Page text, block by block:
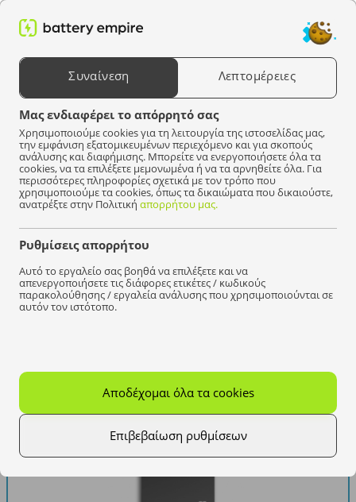
Συναίνεση Λεπτομέρειες
Μας ενδιαφέρει το απόρρητό σας
Χρησιμοποιούμε cookies για τη λειτουργία της ιστοσελίδας μας,
την εμφάνιση εξατομικευμένων περιεχόμενο και για σκοπούς
ανάλυσης και διαφήμισης. Μπορείτε να ενεργοποιήσετε όλα τα
cookies, να τα επιλέξετε μεμονωμένα ή να τα αρνηθείτε όλα. Για
περισσότερες πληροφορίες σχετικά με τον τρόπο που
χρησιμοποιούμε τα cookies, όπως τα δικαιώματα που δικαιούστε,
ανατρέξτε στην Πολιτική απορρήτου μας.
Ρυθμίσεις απορρήτου
Αυτό το εργαλείο σας βοηθά να επιλέξετε και να
απενεργοποιήσετε τις διάφορες ετικέτες / κωδικούς
παρακολούθησης / εργαλεία ανάλυσης που χρησιμοποιούνται σε
αυτόν τον ιστότοπο.
Επιβεβαίωση ρυθμίσεων
Αποδέχομαι όλα τα cookies
Αναζήτηση προϊόντων
Επιλέξτε μια συσκευή
Battery Empire Προϊόντα Φωτοβολταϊκά Ηλιακός μετατροπέας
Ηλιακός μετατροπέας (4)
1000W(1) 2000W(1) 3000W(2)
12V(1) 24V(2) 48V(1)